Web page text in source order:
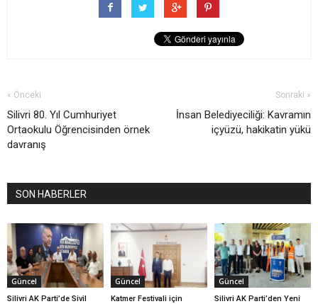
« Önceki
Silivri 80. Yıl Cumhuriyet
Ortaokulu Öğrencisinden örnek
davranış
Sonraki »
İnsan Belediyeciliği: Kavramın
içyüzü, hakikatin yükü
SON HABERLER
Güncel
Silivri AK Parti’de Sivil
Güncel
Katmer Festivali için
Güncel
Silivri AK Parti’den Yeni